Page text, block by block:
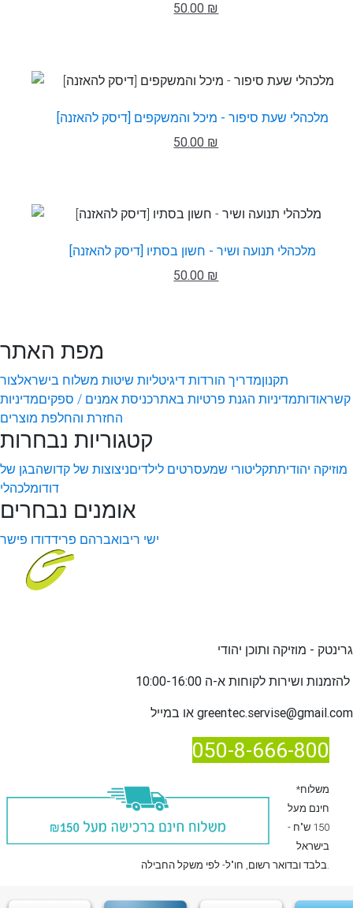
50.00 ₪
מלכהלי שעת סיפור - מיכל והמשקפים [דיסק להאזנה]
50.00 ₪
מלכהלי תנועה ושיר - חשון בסתיו [דיסק להאזנה]
50.00 ₪
מפת האתר
תקנוןמדריך הורדות דיגיטליות שיטות משלוח בישראלצור
קשראודותמדיניות הגנת פרטיות באתרכניסת אמנים / ספקיםמדיניות
החזרת והחלפת מוצרים
קטגוריות נבחרות
מוזיקה יהודיתתקליטורי שמעסרטים לילדיםניצוצות של קדושהבגן של
דודומלכהלי
אומנים נבחרים
ישי ריבואברהם פרידדודו פישר
גרינטק - מוזיקה ותוכן יהודי
להזמנות ו
greentec.servise@gmail.com
050-8-666-800
*משלוח
חינם מעל
150 ש"ח -
בישראל
בלבדובדואר רשום , חו"ל- לפי משקל החבילה.